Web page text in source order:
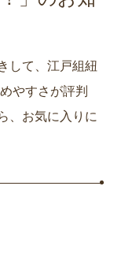
して、江戸組紐
やすさが評判
、お気に入りに